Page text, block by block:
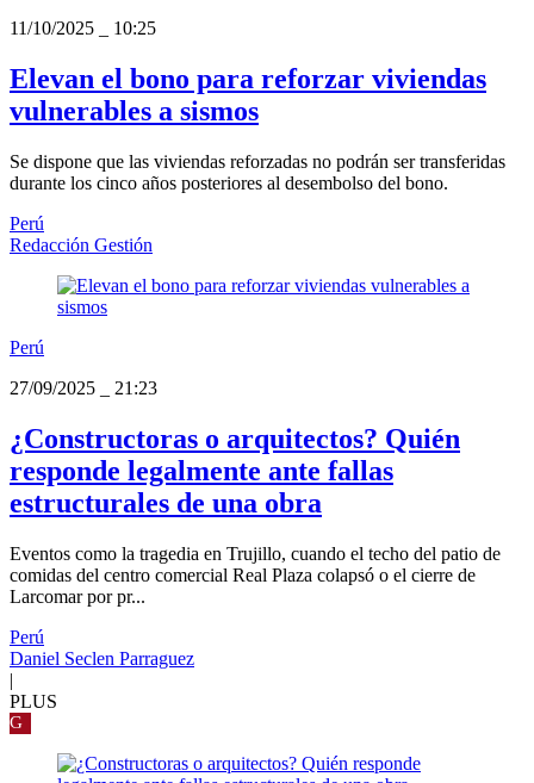
11/10/2025
10:25
Elevan el bono para reforzar viviendas
vulnerables a sismos
Se dispone que las viviendas reforzadas no podrán ser transferidas
durante los cinco años posteriores al desembolso del bono.
Perú
Redacción Gestión
Perú
27/09/2025
21:23
¿Constructoras o arquitectos? Quién
responde legalmente ante fallas
estructurales de una obra
Eventos como la tragedia en Trujillo, cuando el techo del patio de
comidas del centro comercial Real Plaza colapsó o el cierre de
Larcomar por pr...
Perú
Daniel Seclen Parraguez
|
PLUS
G